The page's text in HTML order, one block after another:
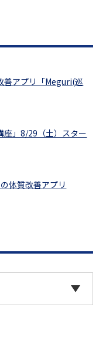
善アプリ「Meguri(巡
座」8/29（土）スター
体質改善アプリ